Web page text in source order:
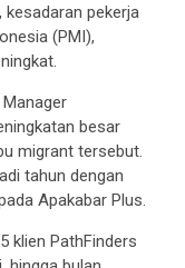
kesadaran pekerja
(PMI),
besar
migrant tersebut.
tahun dengan
Apakabar Plus.
klien PathFinders